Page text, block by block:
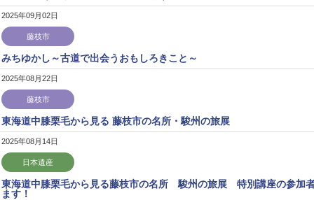
2025年09月02日
藤枝市
みちゆかし～古道で出会うおもしろきこと～
2025年08月22日
藤枝市
東海道中膝栗毛から見る 藤枝市の名所・駿州の旅展
2025年08月14日
日本遺産
東海道中膝栗毛から見る藤枝市の名所 駿州の旅展 特別講座の参加
ます！